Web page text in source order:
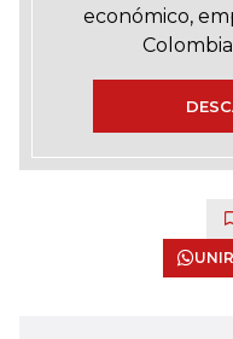
económico,